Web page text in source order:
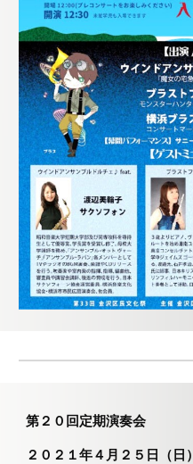
第２０回定期演奏会
２０２１年４月２５日（日）